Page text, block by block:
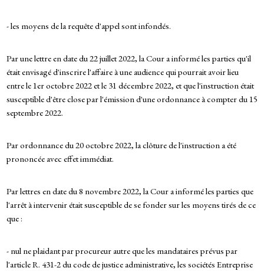
- les moyens de la requête d'appel sont infondés.
Par une lettre en date du 22 juillet 2022, la Cour a informé les parties qu'il
était envisagé d'inscrire l'affaire à une audience qui pourrait avoir lieu
entre le 1er octobre 2022 et le 31 décembre 2022, et que l'instruction était
susceptible d'être close par l'émission d'une ordonnance à compter du 15
septembre 2022.
Par ordonnance du 20 octobre 2022, la clôture de l'instruction a été
prononcée avec effet immédiat.
Par lettres en date du 8 novembre 2022, la Cour a informé les parties que
l'arrêt à intervenir était susceptible de se fonder sur les moyens tirés de ce
que :
- nul ne plaidant par procureur autre que les mandataires prévus par
l'article R. 431-2 du code de justice administrative, les sociétés Entreprise